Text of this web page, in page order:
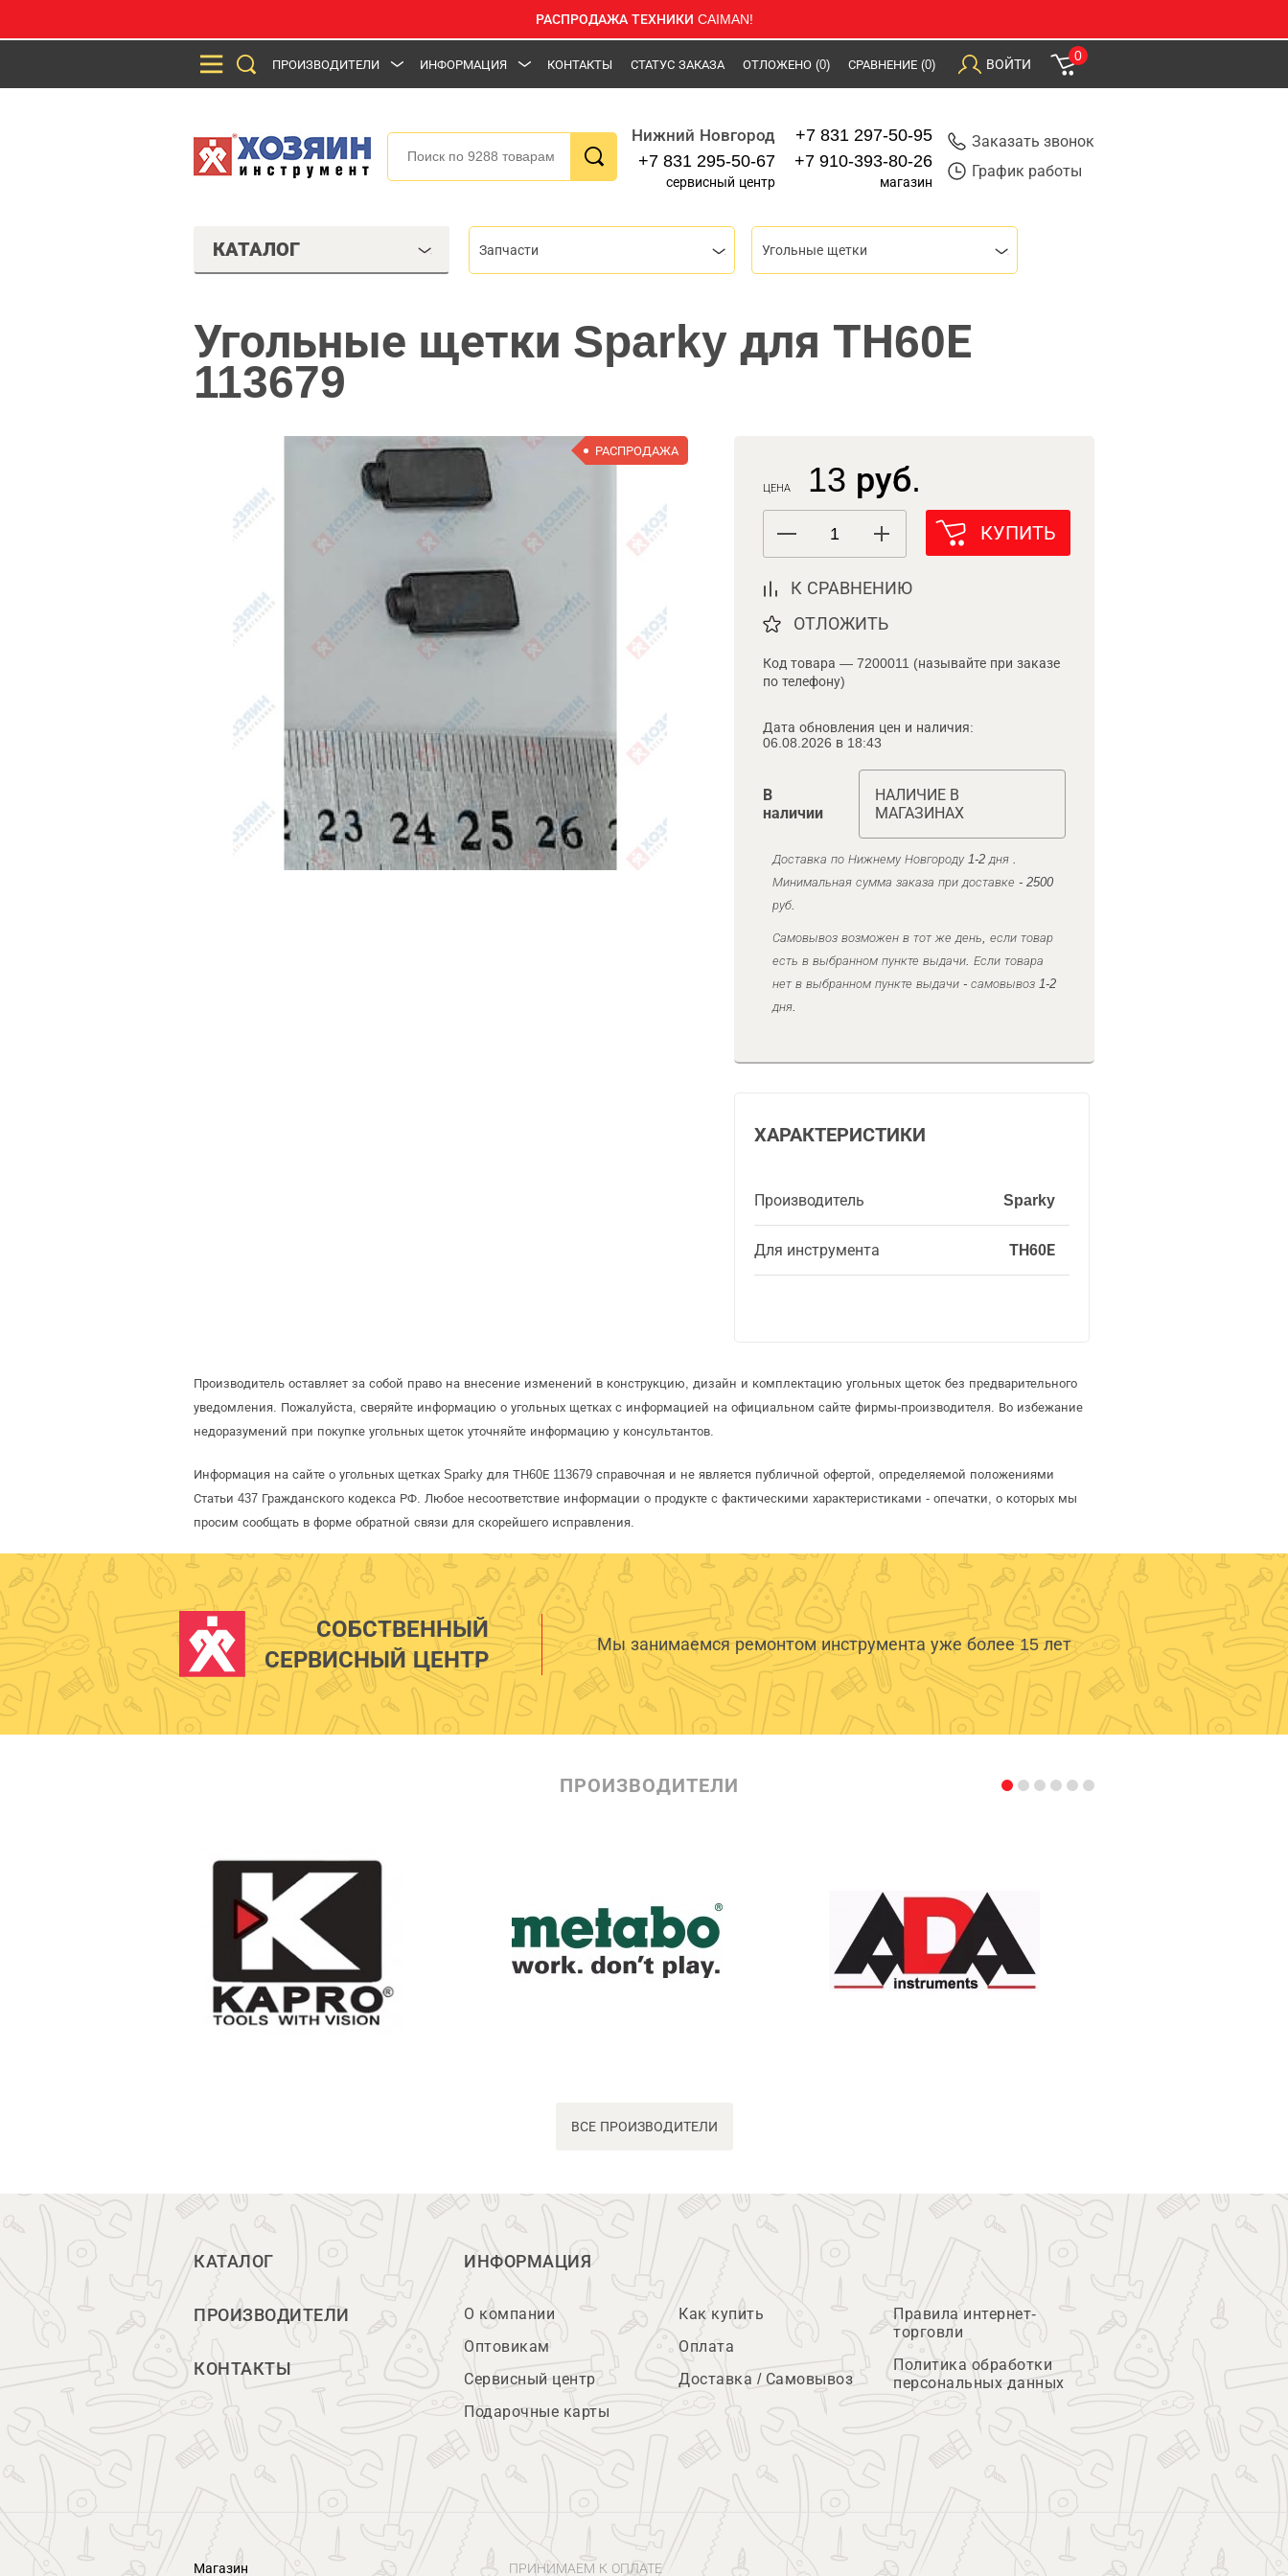
РАСПРОДАЖА ТЕХНИКИ CAIMAN!
ПРОИЗВОДИТЕЛИ ИНФОРМАЦИЯ КОНТАКТЫ СТАТУС ЗАКАЗА ОТЛОЖЕНО (0) СРАВНЕНИЕ (0) ВОЙТИ
0
Нижний Новгород
+7 831 295-50-67
сервисный центр
+7 831 297-50-95
+7 910-393-80-26
магазин
Заказать звонок
График работы
КАТАЛОГ Запчасти Угольные щетки
Угольные щетки Sparky для ТН60Е
113679
РАСПРОДАЖА
ЦЕНА 13 руб.
КУПИТЬ
К СРАВНЕНИЮ
ОТЛОЖИТЬ
Код товара — 7200011 (называйте при заказе
по телефону)
Дата обновления цен и наличия:
06.08.2026 в 18:43
В
наличии
НАЛИЧИЕ В
МАГАЗИНАХ
Доставка по Нижнему Новгороду 1-2 дня .
Минимальная сумма заказа при доставке - 2500
руб.
Самовывоз возможен в тот же день, если товар
есть в выбранном пункте выдачи. Если товара
нет в выбранном пункте выдачи - самовывоз 1-2
дня.
ХАРАКТЕРИСТИКИ
Производитель Sparky
Для инструмента ТН60Е
Производитель оставляет за собой право на внесение изменений в конструкцию, дизайн и комплектацию угольных щеток без предварительного
уведомления. Пожалуйста, сверяйте информацию о угольных щетках с информацией на официальном сайте фирмы-производителя. Во избежание
недоразумений при покупке угольных щеток уточняйте информацию у консультантов.
Информация на сайте о угольных щетках Sparky для ТН60Е 113679 справочная и не является публичной офертой, определяемой положениями
Статьи 437 Гражданского кодекса РФ. Любое несоответствие информации о продукте с фактическими характеристиками - опечатки, о которых мы
просим сообщать в форме обратной связи для скорейшего исправления.
СОБСТВЕННЫЙ
СЕРВИСНЫЙ ЦЕНТР
Мы занимаемся ремонтом инструмента уже более 15 лет
ПРОИЗВОДИТЕЛИ
ВСЕ ПРОИЗВОДИТЕЛИ
КАТАЛОГ
ПРОИЗВОДИТЕЛИ
КОНТАКТЫ
ИНФОРМАЦИЯ
О компании
Оптовикам
Сервисный центр
Подарочные карты
Как купить
Оплата
Доставка / Самовывоз
Правила интернет-
торговли
Политика обработки
персональных данных
Магазин ПРИНИМАЕМ К ОПЛАТЕ